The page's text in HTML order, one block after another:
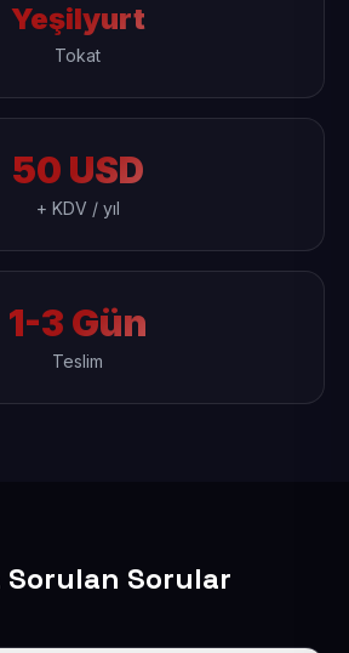
Yeşilyurt
Tokat
50 USD
+ KDV / yıl
1-3 Gün
Teslim
Sorulan Sorular